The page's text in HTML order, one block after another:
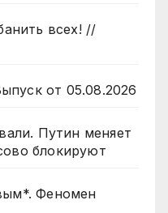
всех! //
от 05.08.2026
Путин меняет
блокируют
Феномен